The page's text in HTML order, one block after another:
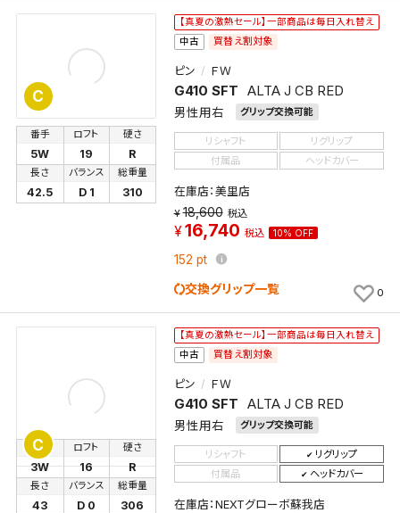
C
【真夏の激熱セール】一部商品は毎日入れ替え
中古
買替え割対象
ピン ＦＷ
G410 SFT ALTA J CB RED
男性用右
グリップ交換可能
番手
5W
ロフト
19
硬さ
R
長さ
42.5
バランス
D 1
総重量
310
リシャフト
リグリップ
付属品
ヘッドカバー
在庫店：美里店
18,600 税込
16,740 税込 10% OFF
152 pt
交換グリップ一覧 0
C
【真夏の激熱セール】一部商品は毎日入れ替え
中古
買替え割対象
ピン ＦＷ
G410 SFT ALTA J CB RED
男性用右
グリップ交換可能
番手
3W
ロフト
16
硬さ
R
長さ
43
バランス
D 0
総重量
306
リシャフト
リグリップ
付属品
ヘッドカバー
在庫店：NEXTグローボ蘇我店
検索条件を保存